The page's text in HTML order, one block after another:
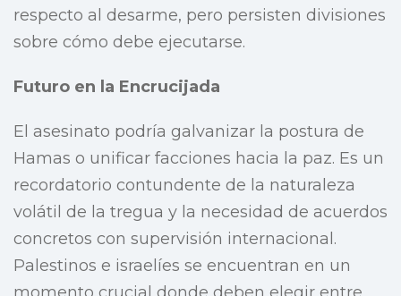
respecto al desarme, pero persisten divisiones
sobre cómo debe ejecutarse.
Futuro en la Encrucijada
El asesinato podría galvanizar la postura de
Hamas o unificar facciones hacia la paz. Es un
recordatorio contundente de la naturaleza
volátil de la tregua y la necesidad de acuerdos
concretos con supervisión internacional.
Palestinos e israelíes se encuentran en un